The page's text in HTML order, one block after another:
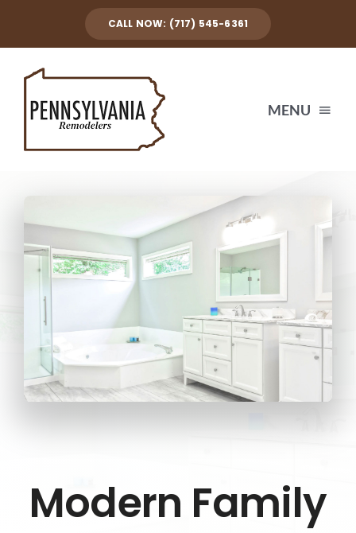
CALL NOW: (717) 545-6361
MENU
SERVICES
TESTIMONIALS
CONTACT US
Modern Family